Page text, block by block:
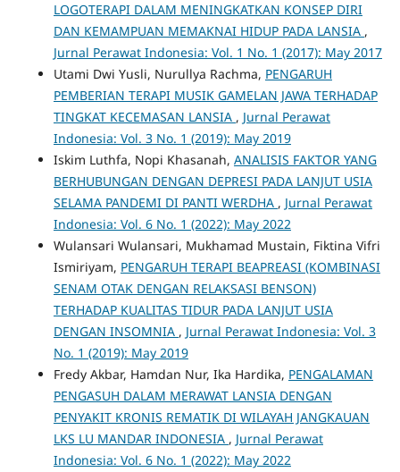
LOGOTERAPI DALAM MENINGKATKAN KONSEP DIRI
DAN KEMAMPUAN MEMAKNAI HIDUP PADA LANSIA ,
Jurnal Perawat Indonesia: Vol. 1 No. 1 (2017): May 2017
Utami Dwi Yusli, Nurullya Rachma, PENGARUH
PEMBERIAN TERAPI MUSIK GAMELAN JAWA TERHADAP
TINGKAT KECEMASAN LANSIA , Jurnal Perawat
Indonesia: Vol. 3 No. 1 (2019): May 2019
Iskim Luthfa, Nopi Khasanah, ANALISIS FAKTOR YANG
BERHUBUNGAN DENGAN DEPRESI PADA LANJUT USIA
SELAMA PANDEMI DI PANTI WERDHA , Jurnal Perawat
Indonesia: Vol. 6 No. 1 (2022): May 2022
Wulansari Wulansari, Mukhamad Mustain, Fiktina Vifri
Ismiriyam, PENGARUH TERAPI BEAPREASI (KOMBINASI
SENAM OTAK DENGAN RELAKSASI BENSON)
TERHADAP KUALITAS TIDUR PADA LANJUT USIA
DENGAN INSOMNIA , Jurnal Perawat Indonesia: Vol. 3
No. 1 (2019): May 2019
Fredy Akbar, Hamdan Nur, Ika Hardika, PENGALAMAN
PENGASUH DALAM MERAWAT LANSIA DENGAN
PENYAKIT KRONIS REMATIK DI WILAYAH JANGKAUAN
LKS LU MANDAR INDONESIA , Jurnal Perawat
Indonesia: Vol. 6 No. 1 (2022): May 2022